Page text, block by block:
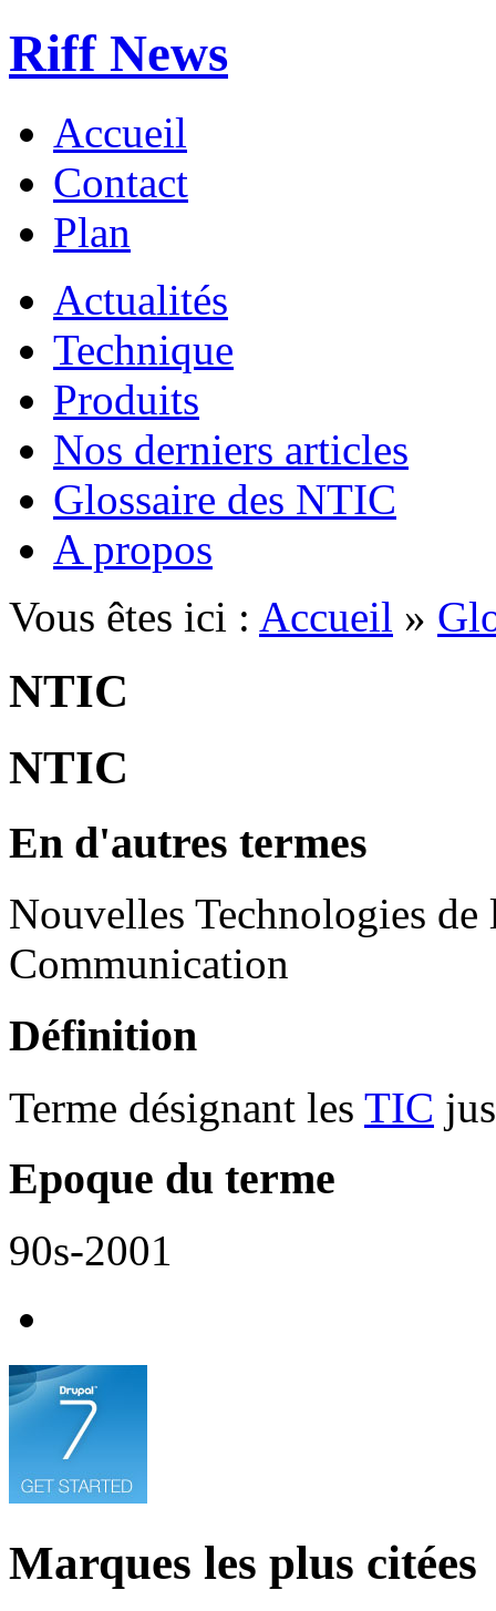
Riff News
Accueil
Contact
Plan
Actualités
Technique
Produits
Nos derniers articles
Glossaire des NTIC
A propos
Vous êtes ici : Accueil »
NTIC
NTIC
En d'autres termes
Nouvelles Technologies
Communication
Définition
Terme désignant les TIC
Epoque du terme
90s-2001
Marques les plus citées